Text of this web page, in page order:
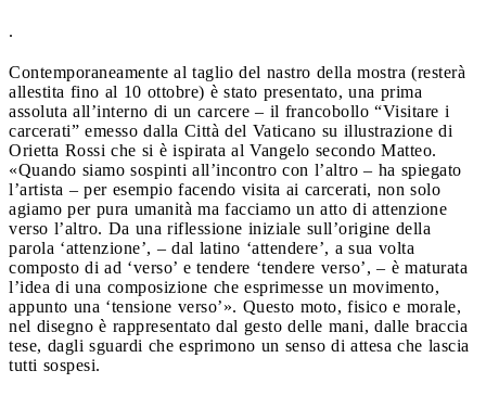
.
Contemporaneamente al taglio del nastro della mostra (resterà
allestita fino al 10 ottobre) è stato presentato, una prima
assoluta all’interno di un carcere – il francobollo “Visitare i
carcerati” emesso dalla Città del Vaticano su illustrazione di
Orietta Rossi che si è ispirata al Vangelo secondo Matteo.
«Quando siamo sospinti all’incontro con l’altro – ha spiegato
l’artista – per esempio facendo visita ai carcerati, non solo
agiamo per pura umanità ma facciamo un atto di attenzione
verso l’altro. Da una riflessione iniziale sull’origine della
parola ‘attenzione’, – dal latino ‘attendere’, a sua volta
composto di ad ‘verso’ e tendere ‘tendere verso’, – è maturata
l’idea di una composizione che esprimesse un movimento,
appunto una ‘tensione verso’». Questo moto, fisico e morale,
nel disegno è rappresentato dal gesto delle mani, dalle braccia
tese, dagli sguardi che esprimono un senso di attesa che lascia
tutti sospesi.